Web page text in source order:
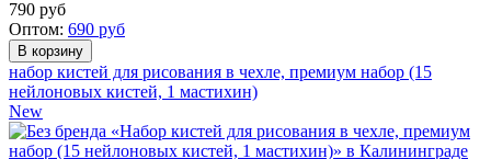
790 руб
Оптом: 690 руб
набор кистей для рисования в чехле, премиум набор (15
нейлоновых кистей, 1 мастихин)
New